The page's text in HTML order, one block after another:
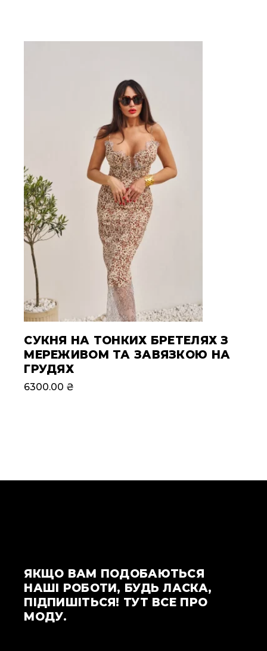
СУКНЯ НА ТОНКИХ БРЕТЕЛЯХ З
МЕРЕЖИВОМ ТА ЗАВЯЗКОЮ НА
ГРУДЯХ
6300.00 ₴
ЯКЩО ВАМ ПОДОБАЮТЬСЯ
НАШІ РОБОТИ, БУДЬ ЛАСКА,
ПІДПИШІТЬСЯ! ТУТ ВСЕ ПРО
МОДУ.